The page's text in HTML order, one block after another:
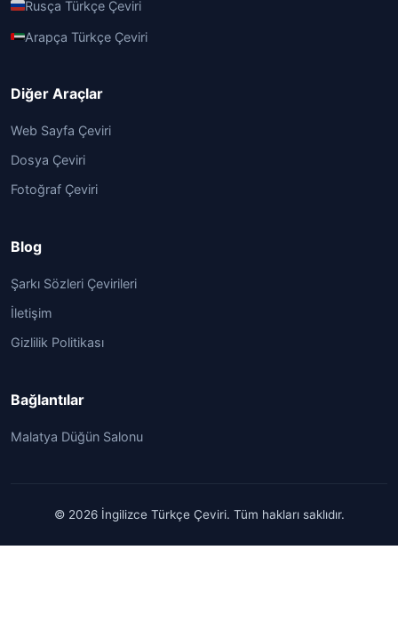
Rusça Türkçe Çeviri
Arapça Türkçe Çeviri
Diğer Araçlar
Web Sayfa Çeviri
Dosya Çeviri
Fotoğraf Çeviri
Blog
Şarkı Sözleri Çevirileri
İletişim
Gizlilik Politikası
Bağlantılar
Malatya Düğün Salonu
© 2026 İngilizce Türkçe Çeviri. Tüm hakları saklıdır.